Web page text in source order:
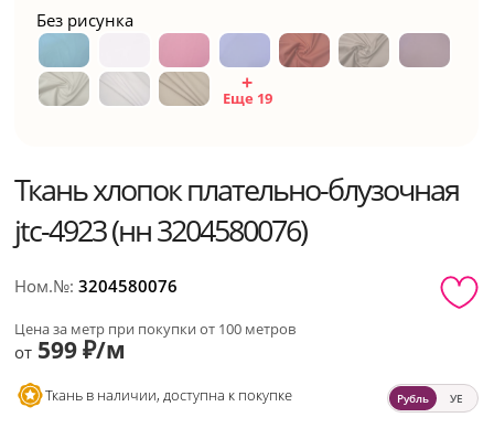
Без рисунка
Еще 19
Ткань хлопок плательно-блузочная
jtc-4923 (нн 3204580076)
Ном.№:3204580076
Цена за метр при покупки от 100 метров
от 599 ₽/м
Ткань в наличии, доступна к покупке Рубль УЕ